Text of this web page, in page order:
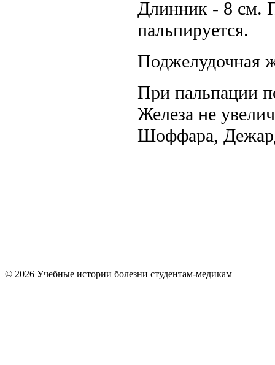
Длинник - 8 см.
пальпируется.
Поджелудочная
При пальпации
Железа не
Шоффара,
© 2026 Учебные истории болезни студентам-медикам